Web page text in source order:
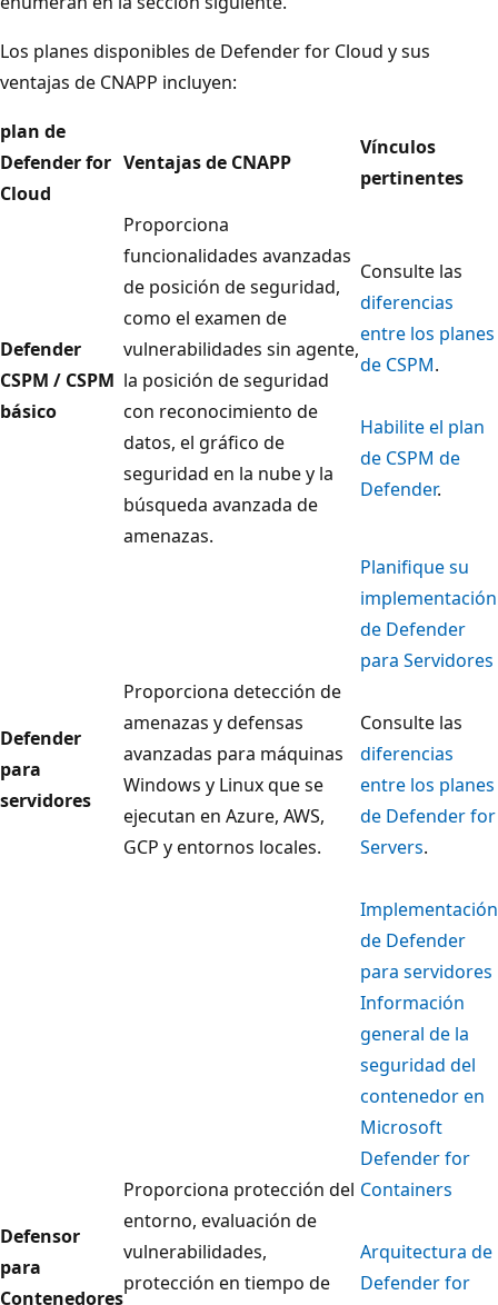
Los planes disponibles de Defender for Cloud y sus
ventajas de CNAPP incluyen:
plan de
Defender for
Cloud
Ventajas de CNAPP
Vínculos
pertinentes
Defender
CSPM / CSPM
básico
Proporciona
funcionalidades avanzadas
de posición de seguridad,
como el examen de
vulnerabilidades sin agente,
la posición de seguridad
con reconocimiento de
datos, el gráfico de
seguridad en la nube y la
búsqueda avanzada de
amenazas.
Consulte las
diferencias
entre los planes
de CSPM.
Habilite el plan
de CSPM de
Defender.
Defender
para
servidores
Proporciona detección de
amenazas y defensas
avanzadas para máquinas
Windows y Linux que se
ejecutan en Azure, AWS,
GCP y entornos locales.
Planifique su
implementación
de Defender
para Servidores
Consulte las
diferencias
entre los planes
de Defender for
Servers.
Implementación
de Defender
para servidores
Defensor
para
Contenedores
Proporciona protección del
entorno, evaluación de
vulnerabilidades,
protección en tiempo de
Información
general de la
seguridad del
contenedor en
Microsoft
Defender for
Containers
Arquitectura de
Defender for